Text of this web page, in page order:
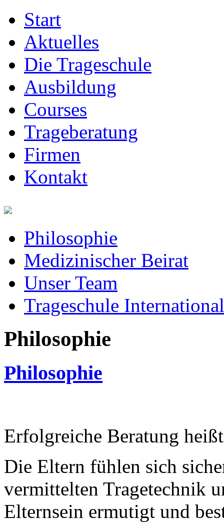
Start
Aktuelles
Die Trageschule
Ausbildung
Courses
Trageberatung
Firmen
Kontakt
Philosophie
Medizinischer Beirat
Unser Team
Trageschule International
Philosophie
Philosophie
Erfolgreiche Beratung
Die Eltern fühlen sich
vermittelten Tragetechnik
Elternsein ermutigt und